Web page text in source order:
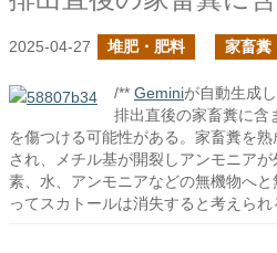
2025-04-27 堆肥・肥料 家畜糞
/** Geminiが自動生成
排出直後の家畜糞に含
を傷つける可能性がある。家畜糞を
され、メチル基が開裂しアンモニア
素、水、アンモニアなどの無機物へ
ってスカトールは消失すると考えられ